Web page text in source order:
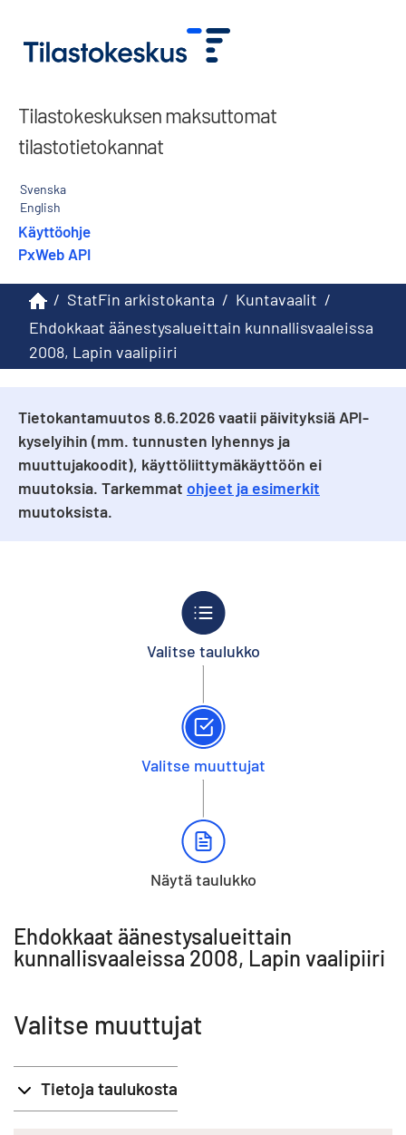
Tilastokeskuksen maksuttomat
tilastotietokannat
Svenska
English
Käyttöohje
PxWeb API
/ StatFin arkistokanta / Kuntavaalit /
Ehdokkaat äänestysalueittain kunnallisvaaleissa
2008, Lapin vaalipiiri
Tietokantamuutos 8.6.2026 vaatii päivityksiä API-
kyselyihin (mm. tunnusten lyhennys ja
muuttujakoodit), käyttöliittymäkäyttöön ei
muutoksia. Tarkemmat ohjeet ja esimerkit
muutoksista.
Valitse taulukko
Valitse muuttujat
Näytä taulukko
Ehdokkaat äänestysalueittain
kunnallisvaaleissa 2008, Lapin vaalipiiri
Valitse muuttujat
Tietoja taulukosta